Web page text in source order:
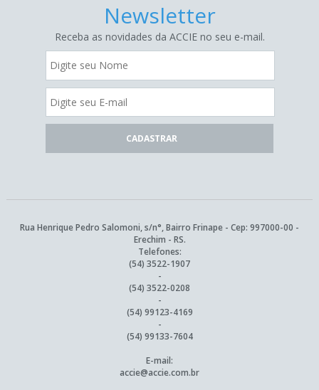
Newsletter
Receba as novidades da ACCIE no seu e-mail.
Rua Henrique Pedro Salomoni, s/n°, Bairro Frinape - Cep: 997000-00 -
Erechim - RS.
Telefones:
(54) 3522-1907
-
(54) 3522-0208
-
(54) 99123-4169
-
(54) 99133-7604
E-mail:
accie@accie.com.br